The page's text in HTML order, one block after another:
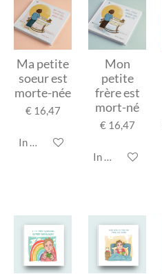
Ma petite
soeur est
morte-née
€ 16,47
In winkelwagen
Mon
petite
frère est
mort-né
€ 16,47
In winkelwagen